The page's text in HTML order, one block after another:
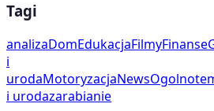
Tagi
analizaDomEdukacjaFilmyFinanse
i
urodaMotoryzacjaNews
i urodazarabianie